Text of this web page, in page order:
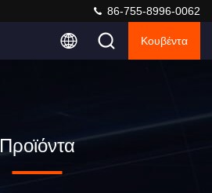
86-755-8996-0062
Κουβέντα
Προϊόντα